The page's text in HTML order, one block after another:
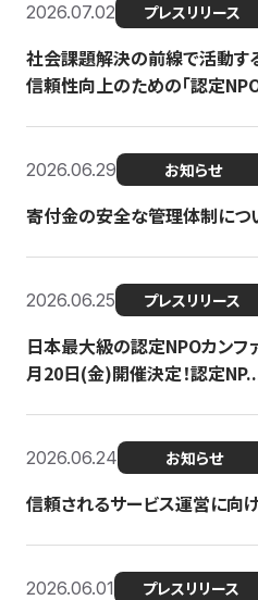
2026.07.02 プレスリリース
社会課題解決の前線で活動す
信頼性向上のための「認定
2026.06.29 お知らせ
寄付金の安全な管理体制につ
2026.06.25 プレスリリース
日本最大級の認定NPOカンフ
月20日(金)開催決定！認定
2026.06.24 お知らせ
信頼されるサービス運営に向
2026.06.01 プレスリリース